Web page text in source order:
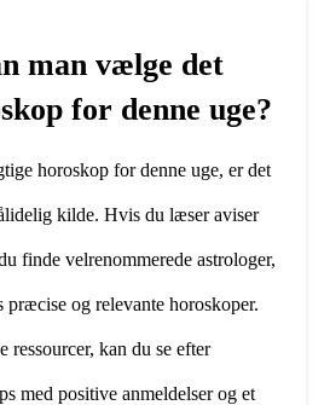
man vælge det
for denne uge?
horoskop for denne uge, er det
kilde. Hvis du læser aviser
finde velrenommerede astrologer,
præcise og relevante horoskoper.
ressourcer, kan du se efter
med positive anmeldelser og et